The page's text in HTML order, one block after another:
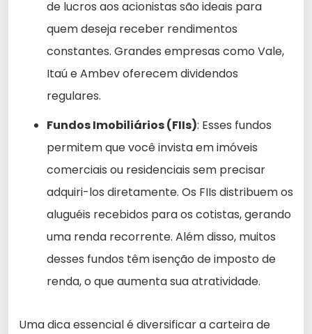
de lucros aos acionistas são ideais para
quem deseja receber rendimentos
constantes. Grandes empresas como Vale,
Itaú e Ambev oferecem dividendos
regulares.
Fundos Imobiliários (FIIs): Esses fundos
permitem que você invista em imóveis
comerciais ou residenciais sem precisar
adquiri-los diretamente. Os FIIs distribuem os
aluguéis recebidos para os cotistas, gerando
uma renda recorrente. Além disso, muitos
desses fundos têm isenção de imposto de
renda, o que aumenta sua atratividade.
Uma dica essencial é diversificar a carteira de